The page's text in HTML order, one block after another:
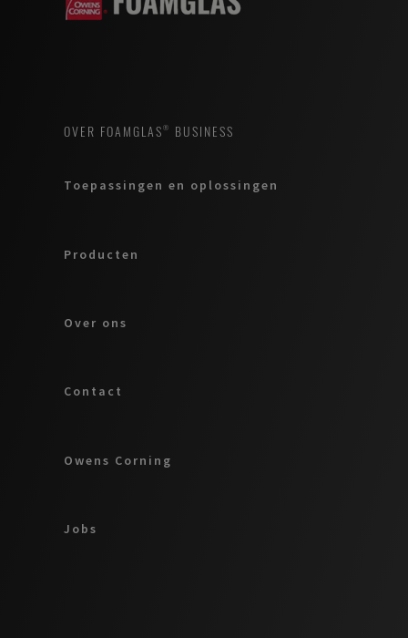
OVER FOAMGLAS® BUSINESS
Toepassingen en oplossingen
Producten
Over ons
Contact
Owens Corning
Jobs